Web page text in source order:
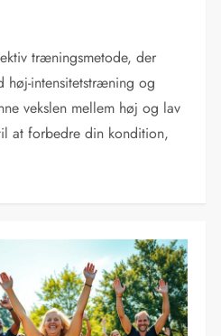
træningsmetode, der
høj-intensitetstræning og
vekslen mellem høj og lav
at forbedre din kondition,